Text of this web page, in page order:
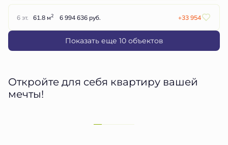
6 эт. 61.8 м2 6 994 636 руб. +33 954
Показать еще 10 объектов
Откройте для себя квартиру вашей
мечты!